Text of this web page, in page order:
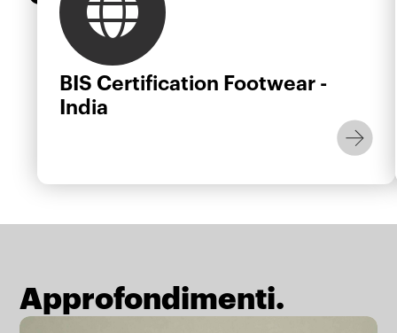
BIS Certification Footwear -
India
Approfondimenti.